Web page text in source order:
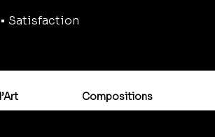
Satisfaction
Compositions